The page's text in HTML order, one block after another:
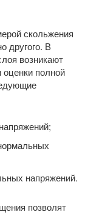
скольжения
другого. В
возникают
полной
напряжений.
позволят